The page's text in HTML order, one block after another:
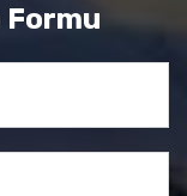
Formu